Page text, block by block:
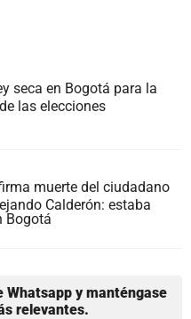
seca en Bogotá para la
las elecciones
muerte del ciudadano
Calderón: estaba
Bogotá
Whatsapp y manténgase
relevantes.